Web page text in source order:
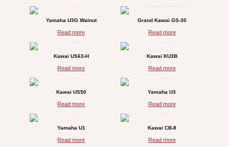
Yamaha U3G Walnut
Read more
Grand Kawai GS-30
Read more
Kawai US63-H
Read more
Kawai KU3B
Read more
Kawai US50
Read more
Yamaha U3
Read more
Yamaha U1
Read more
Kawai CB-8
Read more